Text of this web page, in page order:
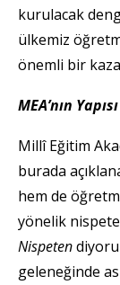
kurulacak
ülkemiz
önemli bir
MEA’nın
Millî Eğitim
burada
hem de
yönelik
Nispeten
geleneğinde